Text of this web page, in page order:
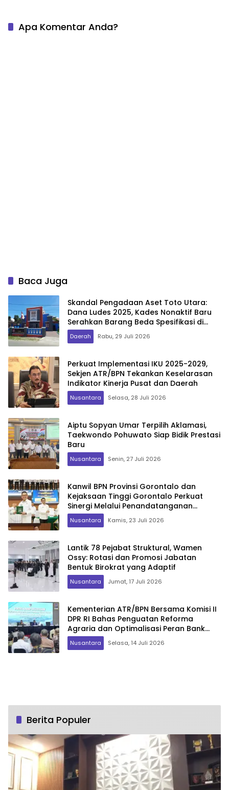
Apa Komentar Anda?
Baca Juga
Skandal Pengadaan Aset Toto Utara:
Dana Ludes 2025, Kades Nonaktif Baru
Serahkan Barang Beda Spesifikasi di
2026
Daerah Rabu, 29 Juli 2026
Perkuat Implementasi IKU 2025-2029,
Sekjen ATR/BPN Tekankan Keselarasan
Indikator Kinerja Pusat dan Daerah
Nusantara Selasa, 28 Juli 2026
Aiptu Sopyan Umar Terpilih Aklamasi,
Taekwondo Pohuwato Siap Bidik Prestasi
Baru
Nusantara Senin, 27 Juli 2026
Kanwil BPN Provinsi Gorontalo dan
Kejaksaan Tinggi Gorontalo Perkuat
Sinergi Melalui Penandatanganan
Perjanjian Kerja Sama
Nusantara Kamis, 23 Juli 2026
Lantik 78 Pejabat Struktural, Wamen
Ossy: Rotasi dan Promosi Jabatan
Bentuk Birokrat yang Adaptif
Nusantara Jumat, 17 Juli 2026
Kementerian ATR/BPN Bersama Komisi II
DPR RI Bahas Penguatan Reforma
Agraria dan Optimalisasi Peran Bank
Tanah
Nusantara Selasa, 14 Juli 2026
Berita Populer